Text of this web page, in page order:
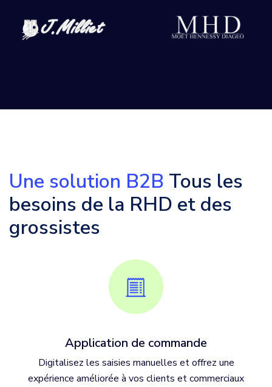
Une solution B2B Tous les
besoins de la RHD et des
grossistes
Application de commande
Digitalisez les saisies manuelles et offrez une
expérience améliorée à vos clients et commerciaux